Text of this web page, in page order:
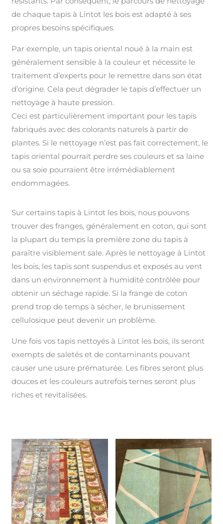
de chaque tapis à Lintot les bois est adapté à ses
propres besoins spécifiques.
Par exemple, un tapis oriental noué à la main est
généralement sensible à la couleur et nécessite le
traitement d’experts pour le remettre dans son état
d’origine. Cela peut dégrader le tapis d’effectuer un
nettoyage à haute pression.
Ceci est particulièrement important pour les tapis
fabriqués avec des colorants naturels à partir de
plantes. Si le nettoyage n’est pas fait correctement, le
tapis oriental pourrait perdre ses couleurs et sa laine
ou sa soie pourraient être irrémédiablement
endommagées.
Sur certains tapis à Lintot les bois, nous pouvons
trouver des franges, généralement en coton, qui sont
la plupart du temps la première zone du tapis à
paraître visiblement sale. Après le nettoyage à Lintot
les bois, les tapis sont suspendus et exposés au vent
dans un environnement à humidité contrôlée pour
obtenir un séchage rapide. Si la frange de coton
prend trop de temps à sécher, le brunissement
cellulosique peut devenir un problème.
Une fois vos tapis nettoyés à Lintot les bois, ils seront
exempts de saletés et de contaminants pouvant
causer une usure prématurée. Les fibres seront plus
douces et les couleurs autrefois ternes seront plus
riches et revitalisées.